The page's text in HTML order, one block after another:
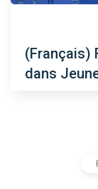
(Français)
dans